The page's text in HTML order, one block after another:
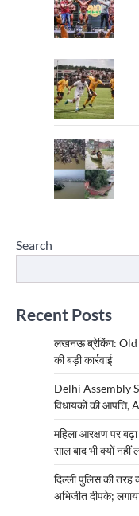
Search
Recent Posts
लखनऊ ब्रेकिंग: Old
की बड़ी कार्रवाई
Delhi Assembly
विधायकों की
महिला आरक्षण पर
साल बाद भी क्यों
दिल्ली पुलिस की तरह
अभिजीत दीपके;